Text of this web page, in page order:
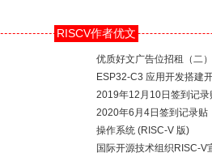
RISCV作者优文
优质好文广告位招租（二）
ESP32-C3 应用开发搭建
2019年12月10日签到记录
2020年6月4日签到记录贴
操作系统 (RISC-V 版)
国际开源技术组织RISC-V